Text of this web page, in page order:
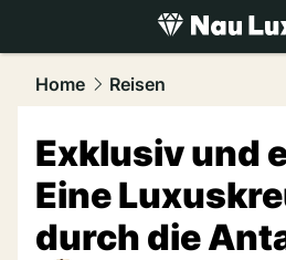
luxury.NAU.ch
Home Reisen
Exklusiv und
Eine
durch die